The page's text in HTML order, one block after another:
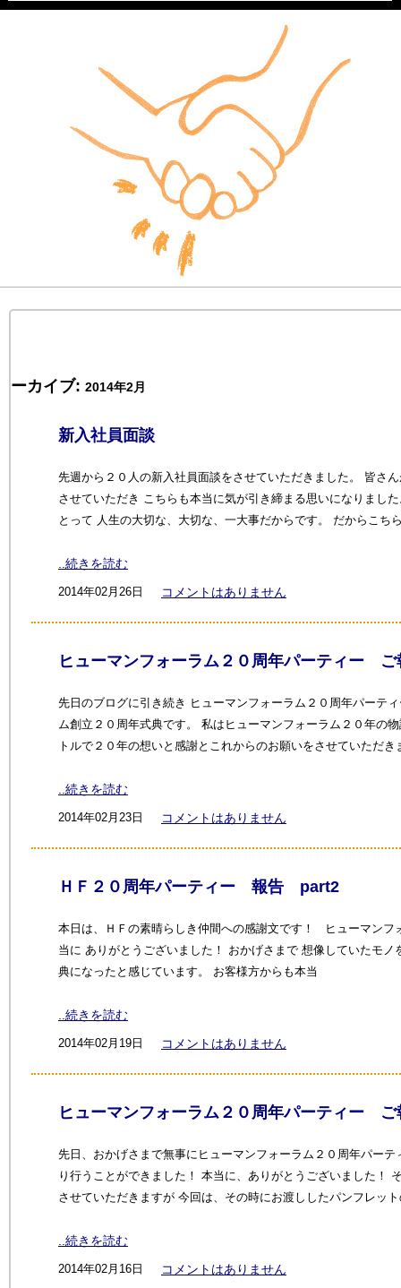
ーカイブ: 2014年2月
新入社員面談
先週から２０人の新入社員面談をさせていただきました。 皆さ
させていただき こちらも本当に気が引き締まる思いになりまし
とって 人生の大切な、大切な、一大事だからです。 だからこち
..続きを読む
2014年02月26日 コメントはありません
ヒューマンフォーラム２０周年パーティー
先日のブログに引き続き ヒューマンフォーラム２０周年パーテ
ム創立２０周年式典です。 私はヒューマンフォーラム２０年の
トルで２０年の想いと感謝とこれからのお願いをさせていただき
..続きを読む
2014年02月23日 コメントはありません
ＨＦ２０周年パーティー 報告 part2
本日は、ＨＦの素晴らしき仲間への感謝文です！ ヒューマン
当に ありがとうございました！ おかげさまで 想像していたモ
典になったと感じています。 お客様方からも本当
..続きを読む
2014年02月19日 コメントはありません
ヒューマンフォーラム２０周年パーティー ご
先日、おかげさまで無事にヒューマンフォーラム２０周年パー
り行うことができました！ 本当に、ありがとうございました！
させていただきますが 今回は、その時にお渡ししたパンフレッ
..続きを読む
2014年02月16日 コメントはありません